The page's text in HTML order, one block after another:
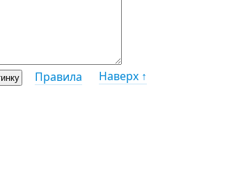
Правила Наверх ↑